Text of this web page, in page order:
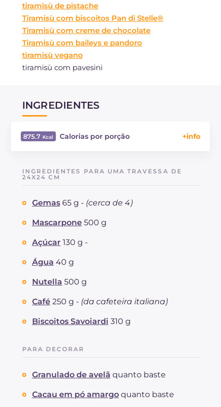
tiramisù de pistache
Tiramisù com biscoitos Pan di Stelle®
Tiramisù com creme de chocolate
Tiramisù com baileys e pandoro
tiramisù vegano
tiramisù com pavesini
INGREDIENTES
875.7 Calorias por porção
dos quais açúcares
Gorduras
Fibra
Colesterol
INGREDIENTES PARA UMA TRAVESSA DE
24X24 CM
Gemas 65 g - (cerca de 4)
Mascarpone 500 g
Açúcar 130 g -
Água 40 g
Nutella 500 g
Café 250 g - (da cafeteira italiana)
Biscoitos Savoiardi 310 g
PARA DECORAR
Granulado de avelã quanto baste
Cacau em pó amargo quanto baste